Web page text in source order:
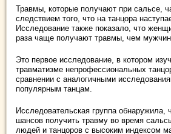
Травмы, которые получают при сальсе,
следствием того, что на танцора
Исследование также показало, что
раза чаще получают травмы, чем
Это первое исследование, в котором
травматизме непрофессиональных
сравнении с аналогичными
популярным танцам.
Исследовательская группа обнаружила,
шансов получить травму во время
людей и танцоров с высоким индексом